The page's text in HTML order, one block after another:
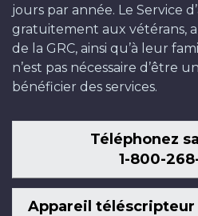
jours par année. Le Service
gratuitement aux vétérans,
de la GRC, ainsi qu’à leur
n’est pas nécessaire d’être
bénéficier des services.
Téléphonez
1-800-
Appareil téléscripteur